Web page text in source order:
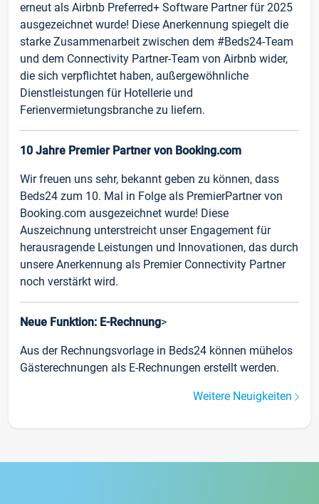
erneut als Airbnb Preferred+ Software Partner für 2025
ausgezeichnet wurde! Diese Anerkennung spiegelt die
starke Zusammenarbeit zwischen dem #Beds24-Team
und dem Connectivity Partner-Team von Airbnb wider,
die sich verpflichtet haben, außergewöhnliche
Dienstleistungen für Hotellerie und
Ferienvermietungsbranche zu liefern.
10 Jahre Premier Partner von Booking.com
Wir freuen uns sehr, bekannt geben zu können, dass
Beds24 zum 10. Mal in Folge als PremierPartner von
Booking.com ausgezeichnet wurde! Diese
Auszeichnung unterstreicht unser Engagement für
herausragende Leistungen und Innovationen, das durch
unsere Anerkennung als Premier Connectivity Partner
noch verstärkt wird.
Neue Funktion: E-Rechnung>
Aus der Rechnungsvorlage in Beds24 können mühelos
Gästerechnungen als E-Rechnungen erstellt werden.
Weitere Neuigkeiten